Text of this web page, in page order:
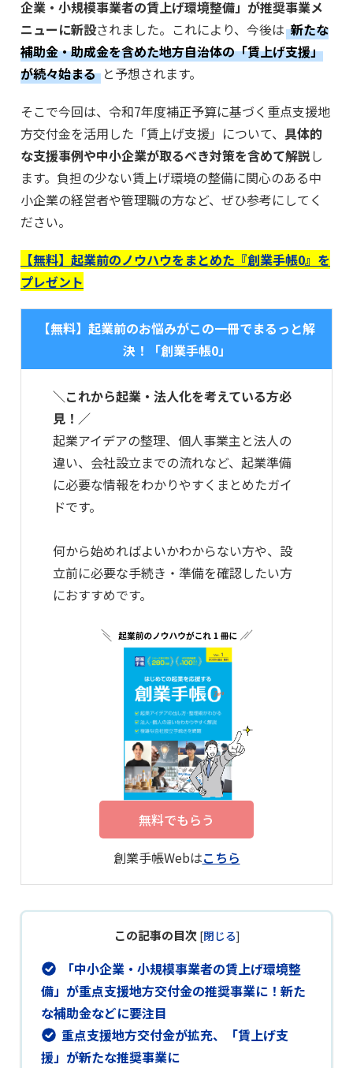
企業・小規模事業者の賃上げ環境整備」が推奨事業メ
ニューに新設されました。これにより、今後は 新たな
補助金・助成金を含めた地方自治体の「賃上げ支援」
が続々始まる と予想されます。
そこで今回は、令和7年度補正予算に基づく重点支援地
方交付金を活用した「賃上げ支援」について、 具体的
な支援事例や中小企業が取るべき対策を含めて解説し
ます。負担の少ない賃上げ環境の整備に関心のある中
小企業の経営者や管理職の方など、ぜひ参考にしてく
ださい。
【無料】起業前のノウハウをまとめた『創業手帳0』を
プレゼント
【無料】起業前のお悩みがこの一冊でまるっと解
決！「創業手帳0」
＼これから起業・法人化を考えている方必
見！／
起業アイデアの整理、個人事業主と法人の
違い、会社設立までの流れなど、起業準備
に必要な情報をわかりやすくまとめたガイ
ドです。
何から始めればよいかわからない方や、設
立前に必要な手続き・準備を確認したい方
におすすめです。
無料でもらう
創業手帳Webはこちら
この記事の目次 [閉じる]
「中小企業・小規模事業者の賃上げ環境整
備」が重点支援地方交付金の推奨事業に！新た
な補助金などに要注目
重点支援地方交付金が拡充、「賃上げ支
援」が新たな推奨事業に